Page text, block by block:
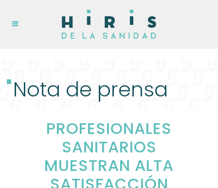
Nota de prensa
PROFESIONALES
SANITARIOS
MUESTRAN ALTA